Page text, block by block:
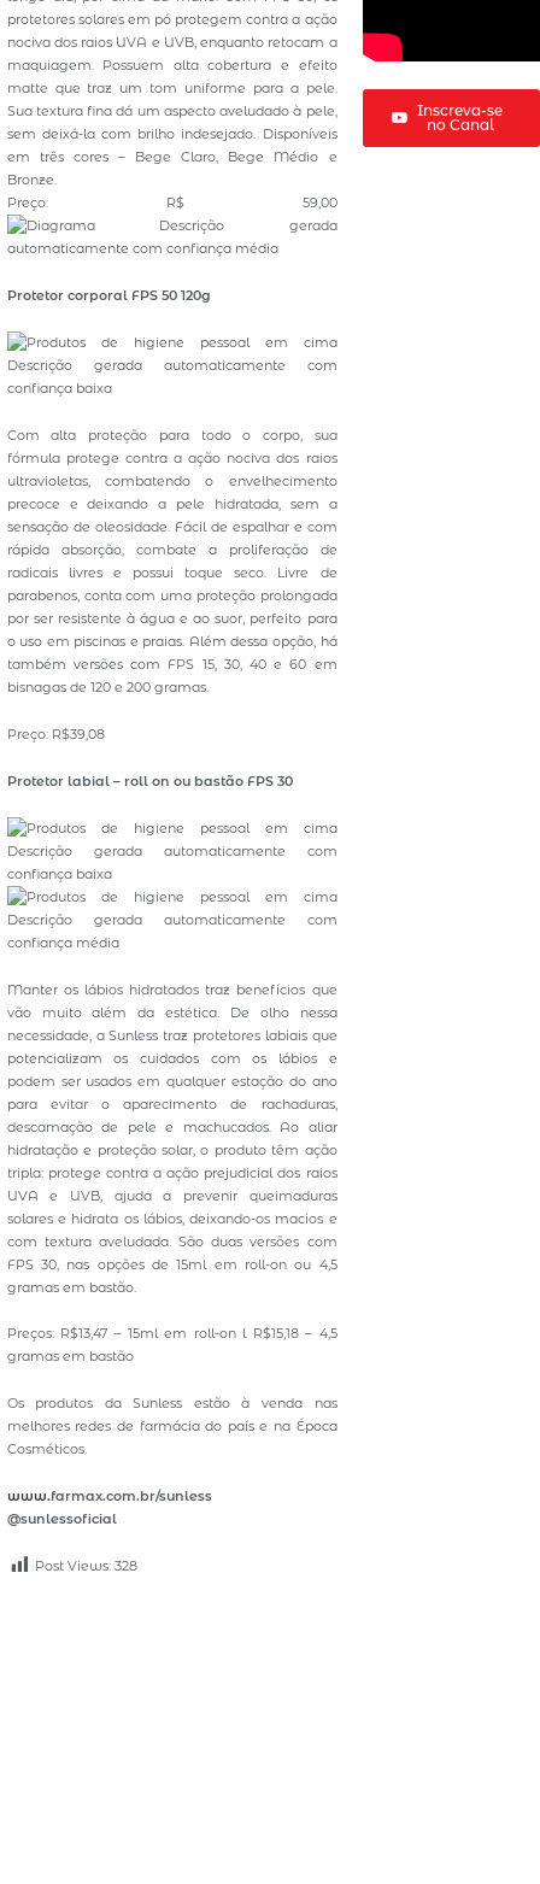
protetores solares em pó protegem contra a ação
nociva dos raios UVA e UVB, enquanto retocam a
maquiagem. Possuem alta cobertura e efeito
matte que traz um tom uniforme para a pele.
Sua textura fina dá um aspecto aveludado à pele,
sem deixá-la com brilho indesejado. Disponíveis
em três cores – Bege Claro, Bege Médio e
Bronze.
Preço: R$ 59,00
Protetor corporal FPS 50 120g
Com alta proteção para todo o corpo, sua
fórmula protege contra a ação nociva dos raios
ultravioletas, combatendo o envelhecimento
precoce e deixando a pele hidratada, sem a
sensação de oleosidade. Fácil de espalhar e com
rápida absorção, combate a proliferação de
radicais livres e possui toque seco. Livre de
parabenos, conta com uma proteção prolongada
por ser resistente à água e ao suor, perfeito para
o uso em piscinas e praias. Além dessa opção, há
também versões com FPS 15, 30, 40 e 60 em
bisnagas de 120 e 200 gramas.
Preço: R$39,08
Protetor labial – roll on ou bastão FPS 30
Manter os lábios hidratados traz benefícios que
vão muito além da estética. De olho nessa
necessidade, a Sunless traz protetores labiais que
potencializam os cuidados com os lábios e
podem ser usados em qualquer estação do ano
para evitar o aparecimento de rachaduras,
descamação de pele e machucados. Ao aliar
hidratação e proteção solar, o produto têm ação
tripla: protege contra a ação prejudicial dos raios
UVA e UVB, ajuda a prevenir queimaduras
solares e hidrata os lábios, deixando-os macios e
com textura aveludada. São duas versões com
FPS 30, nas opções de 15ml em roll-on ou 4,5
gramas em bastão.
Preços: R$13,47 – 15ml em roll-on l R$15,18 – 4,5
gramas em bastão
Os produtos da Sunless estão à venda nas
melhores redes de farmácia do país e na Época
Cosméticos.
www.farmax.com.br/sunless
@sunlessoficial
Post Views: 328
Inscreva-se
no Canal